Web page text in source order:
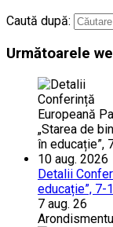
Caută după:
Următoarele
Detalii
educație”, 7-
7 aug. 26